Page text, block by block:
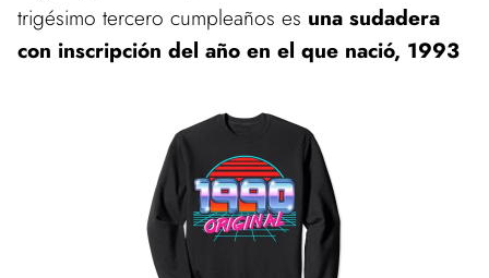
trigésimo tercero cumpleaños es una sudadera
con inscripción del año en el que nació, 1993